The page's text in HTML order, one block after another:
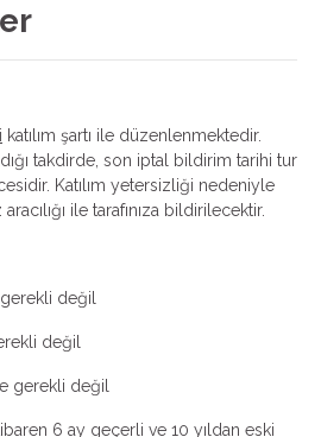
katılım şartı ile düzenlenmektedir.
takdirde, son iptal bildirim tarihi tur
Katılım yetersizliği nedeniyle
ile tarafınıza bildirilecektir.
değil
değil
gerekli değil
6 ay geçerli ve 10 yıldan eski